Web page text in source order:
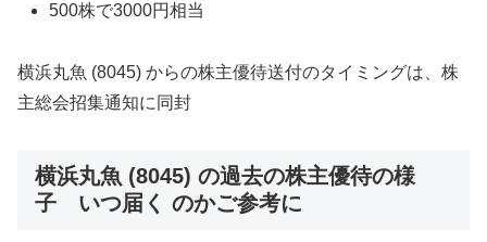
500株で3000円相当
横浜丸魚 (8045) からの株主優待送付のタイミングは、株
主総会招集通知に同封
横浜丸魚 (8045) の過去の株主優待の様
子 いつ届く のかご参考に